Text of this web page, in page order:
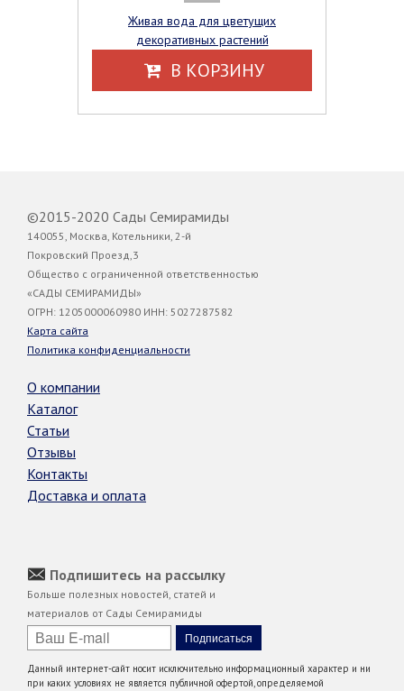
Живая вода для цветущих
декоративных растений
В КОРЗИНУ
©2015-2020 Сады Семирамиды
140055, Москва, Котельники, 2-й
Покровский Проезд,3
Общество с ограниченной ответственностью
«САДЫ СЕМИРАМИДЫ»
ОГРН: 1205000060980 ИНН: 5027287582
Карта сайта
Политика конфиденциальности
О компании
Каталог
Статьи
Отзывы
Контакты
Доставка и оплата
Подпишитесь на рассылку
Больше полезных новостей, статей и
материалов от Сады Семирамиды
Данный интернет-сайт носит исключительно информационный характер и ни
при каких условиях не является публичной офертой, определяемой